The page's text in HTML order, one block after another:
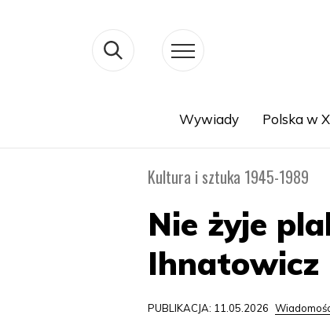
Wywiady Polska w
Kultura i sztuka 1945-1989
Nie żyje
Ihnatowicz
PUBLIKACJA: 11.05.2026